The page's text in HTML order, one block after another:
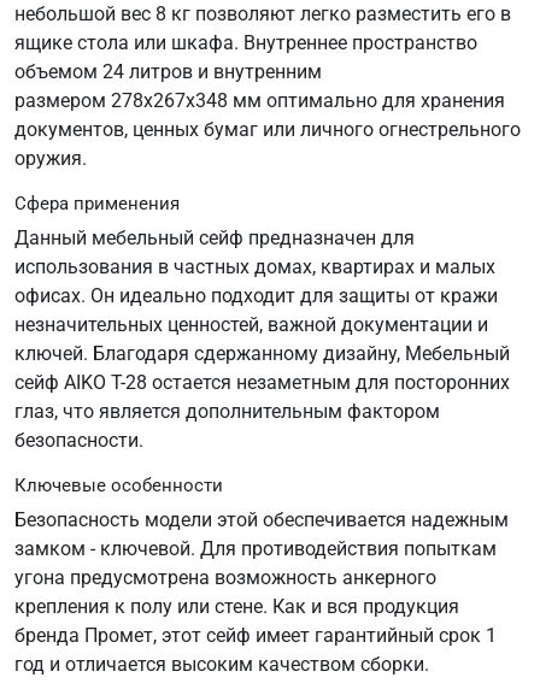
небольшой вес 8 кг позволяют легко разместить его в
ящике стола или шкафа. Внутреннее пространство
объемом 24 литров и внутренним
размером 278х267х348 мм оптимально для хранения
документов, ценных бумаг или личного огнестрельного
оружия.
Сфера применения
Данный мебельный сейф предназначен для
использования в частных домах, квартирах и малых
офисах. Он идеально подходит для защиты от кражи
незначительных ценностей, важной документации и
ключей. Благодаря сдержанному дизайну, Мебельный
сейф AIKO Т-28 остается незаметным для посторонних
глаз, что является дополнительным фактором
безопасности.
Ключевые особенности
Безопасность модели этой обеспечивается надежным
замком - ключевой. Для противодействия попыткам
угона предусмотрена возможность анкерного
крепления к полу или стене. Как и вся продукция
бренда Промет, этот сейф имеет гарантийный срок 1
год и отличается высоким качеством сборки.